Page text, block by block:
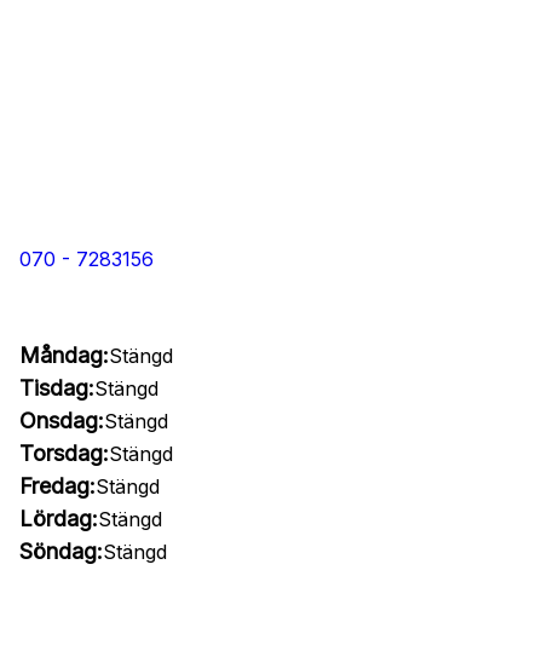
070 - 7283156
Måndag:Stängd
Tisdag:Stängd
Onsdag:Stängd
Torsdag:Stängd
Fredag:Stängd
Lördag:Stängd
Söndag:Stängd